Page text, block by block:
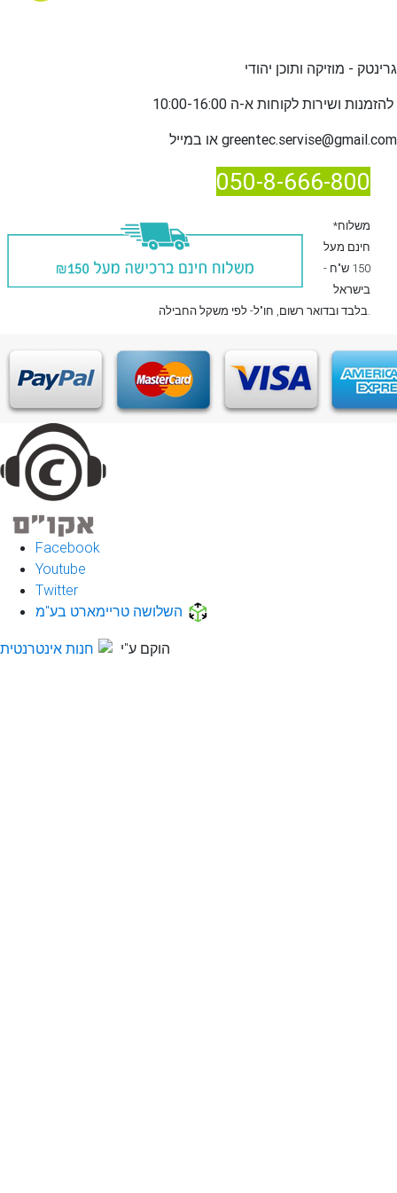
גרינטק - מוזיקה ותוכן יהודי
להזמנות ו
greentec.servise@gmail.com
050-8-666-800
*משלוח
חינם מעל
150 ש"ח -
בישראל
בלבדובדואר רשום , חו"ל- לפי משקל החבילה.
Facebook
Youtube
Twitter
השלושה טריימארט בע"מ
הוקם ע"י חנות אינטרנטית